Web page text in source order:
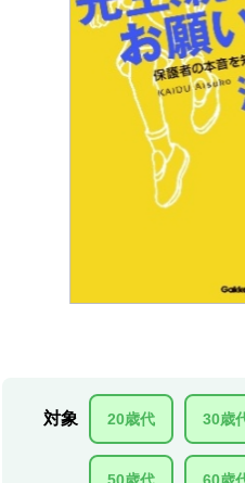
対象 20歳代 30歳